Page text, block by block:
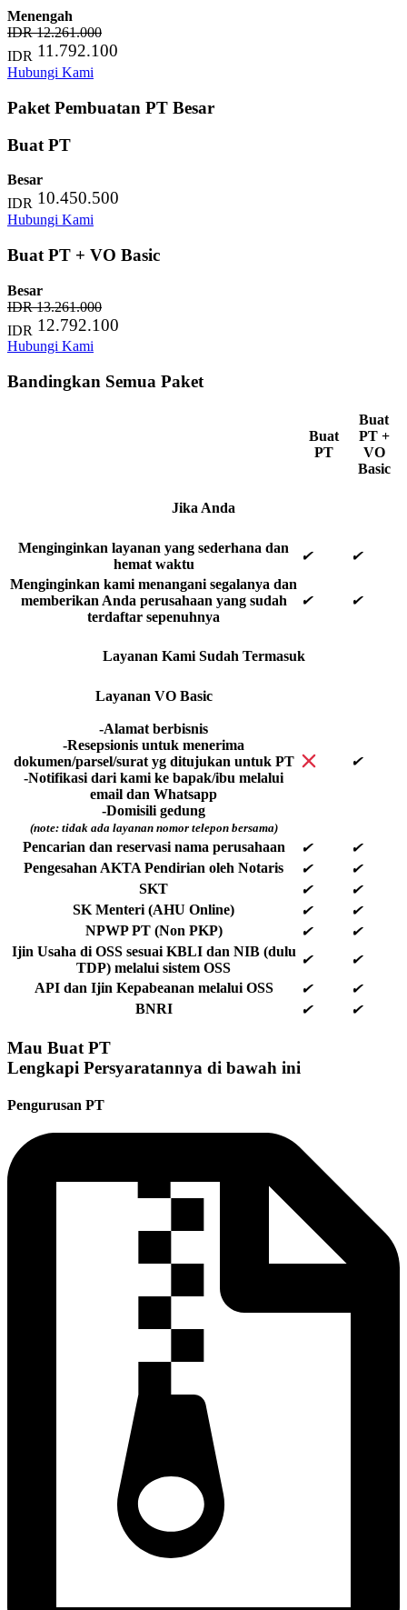
Menengah
IDR 12.261.000
IDR 11.792.100
Hubungi Kami
Paket Pembuatan PT Besar
Buat PT
Besar
IDR 10.450.500
Hubungi Kami
Buat PT + VO Basic
Besar
IDR 13.261.000
IDR 12.792.100
Hubungi Kami
Bandingkan Semua Paket
Buat
PT
Buat
PT +
VO
Basic
Jika Anda
Menginginkan layanan yang sederhana dan
hemat waktu
✔
✔
Menginginkan kami menangani segalanya dan
memberikan Anda perusahaan yang sudah
terdaftar sepenuhnya
✔ ✔
Layanan Kami Sudah Termasuk
Layanan VO Basic
-Alamat berbisnis
-Resepsionis untuk menerima
dokumen/parsel/surat yg ditujukan untuk PT
-Notifikasi dari kami ke bapak/ibu melalui
email dan Whatsapp
-Domisili gedung
(note: tidak ada layanan nomor telepon bersama)
✔
Pencarian dan reservasi nama perusahaan ✔
✔
Pengesahan AKTA Pendirian oleh Notaris
✔
✔
SKT
✔
✔
SK Menteri (AHU Online)
✔
✔
NPWP PT (Non PKP)
✔
✔
Ijin Usaha di OSS sesuai KBLI dan NIB (dulu
TDP) melalui sistem OSS
✔
✔
API dan Ijin Kepabeanan melalui OSS
✔
✔
BNRI
✔ ✔
Mau Buat PT
Lengkapi Persyaratannya di bawah ini
Pengurusan PT